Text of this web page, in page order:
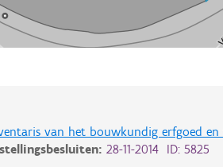
van het bouwkundig erfgoed en
28-11-2014 ID: 5825